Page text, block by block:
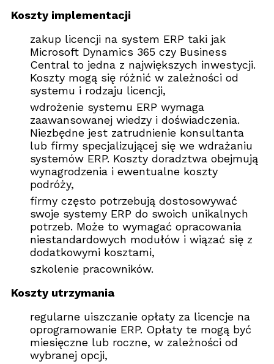
Koszty implementacji
zakup licencji na system ERP taki jak
Microsoft Dynamics 365 czy Business
Central to jedna z największych inwestycji.
Koszty mogą się różnić w zależności od
systemu i rodzaju licencji,
wdrożenie systemu ERP wymaga
zaawansowanej wiedzy i doświadczenia.
Niezbędne jest zatrudnienie konsultanta
lub firmy specjalizującej się we wdrażaniu
systemów ERP. Koszty doradztwa obejmują
wynagrodzenia i ewentualne koszty
podróży,
firmy często potrzebują dostosowywać
swoje systemy ERP do swoich unikalnych
potrzeb. Może to wymagać opracowania
niestandardowych modułów i wiązać się z
dodatkowymi kosztami,
szkolenie pracowników.
Koszty utrzymania
regularne uiszczanie opłaty za licencje na
oprogramowanie ERP. Opłaty te mogą być
miesięczne lub roczne, w zależności od
wybranej opcji,